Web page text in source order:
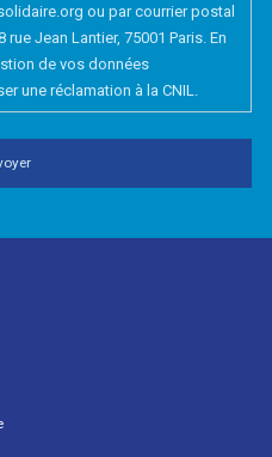
ou par courrier postal
Jean Lantier, 75001 Paris. En
de vos données
une réclamation à la CNIL.